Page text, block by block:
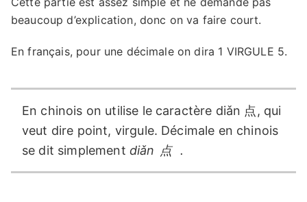
beaucoup d’explication, donc on va faire court.
En français, pour une décimale on dira 1 VIRGULE 5.
En chinois on utilise le caractère diǎn 点, qui
veut dire point, virgule. Décimale en chinois
se dit simplement diǎn 点 .